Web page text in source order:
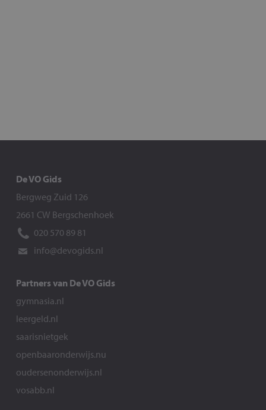
De VO Gids
Bergweg Zuid 126
2661 CW Bergschenhoek
020 570 89 81
info@devogids.nl
Partners van De VO Gids
gymnasia.nl
leergeld.nl
saarisnietgek
openbaaronderwijs.nu
oudersenonderwijs.nl
vosabb.nl